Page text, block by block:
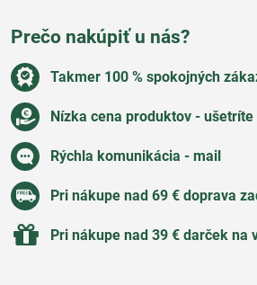
Prečo nakúpiť u nás?
Takmer 100 % spokojných
Nízka cena produktov - ušetríte
Rýchla komunikácia - mail
Pri nákupe nad 69 € doprava
Pri nákupe nad 39 € darček na